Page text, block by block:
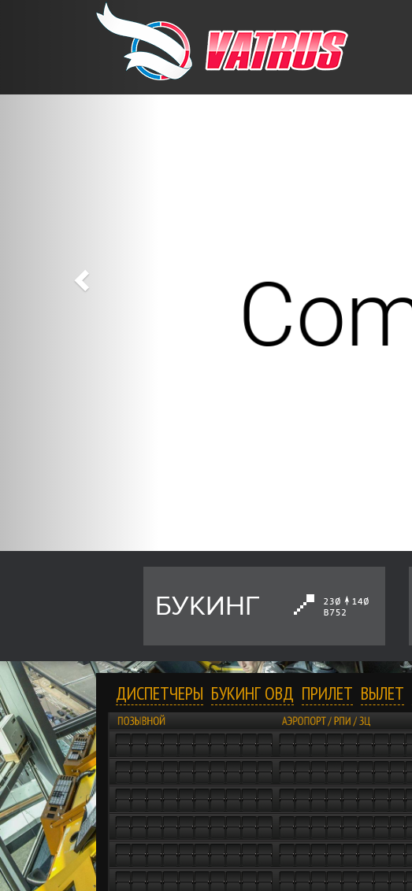
Previous
БУКИНГ
ДИСПЕТЧЕРЫ БУКИНГ ОВД ПРИЛЕТ ВЫЛЕТ